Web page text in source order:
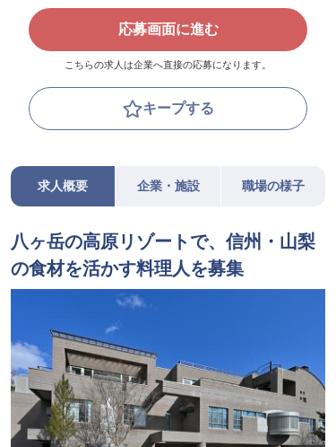
応募画面に進む
こちらの求人は企業へ直接の応募になります。
キープする
求人概要 企業・施設 職場の様子
八ヶ岳の高原リゾートで、信州・山梨
の食材を活かす料理人を募集